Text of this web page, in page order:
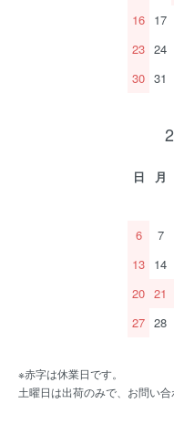
16 17
23 24
30 31
日 月
6
7
13 14
20 21
27 28
※赤字は休業日です。
土曜日は出荷のみで、お問い